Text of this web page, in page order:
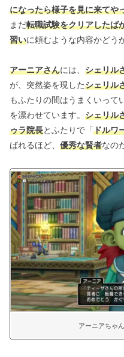
になったら様子を見に来てや
まだ転職試験をクリアしたば
習いに頼むような内容かどう
アーニアさんには、 シェリル
が、突然姿を現したシェリル
もふたりの間はうまくいって
を漂わせています。 シェリル
ゥラ院長とふたりで「ドルワ
ばれるほど、 優秀な賢者なの
アーニアちゃ